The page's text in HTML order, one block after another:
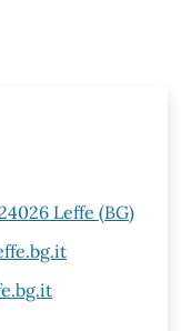
Leffe (BG)